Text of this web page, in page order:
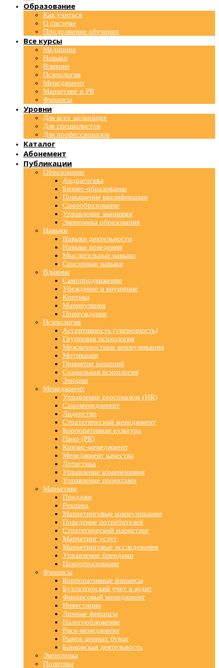
Образование
Как учиться
О системе
Продолжение обучения
Все курсы
Медицина
Навыки
Влияние
Психология
Менеджмент
Маркетинг и PR
Финансы
Уровни
Для всех желающих
Для специалистов
Для профессионалов
Каталог
Абонемент
Публикации
Образование
Андрагогика
Бизнес-образование
Повышение квалификации
Самообразование
Управление знаниями
Экономика образования
Навыки
Навыки деятельности
Навыки поведения
Мыслительные навыки
Сенсорные навыки
Влияние
Самопродвижение
Убеждение и внушение
Критика
Манипуляция
Принуждение
Психология
Ассертивность (уверенность)
Групповая психология
Межличностные коммуникации
Мотивация
Принятие решений
Социальная психология
Эмоции
Менеджмент
Управление персоналом (HR)
Самоменеджмент
Лидерство
Стратегический менеджмент
Корпоративная культура
Пиар (PR)
Кризис-менеджмент
Менеджмент качества
Логистика
Управление изменениями
Управление проектами
Маркетинг
Продажи
Реклама
Маркетинговые коммуникации
Поведение потребителей
Стратегический маркетинг
Маркетинг услуг
Маркетинговые исследования
Управление брендами
Ценообразование
Финансы
Корпоративные финансы
Бухгалтерский учет и аудит
Финансовый менеджмент
Инвестиции
Личные финансы
Налогообложение
Риск-менеджмент
Рынок ценных бумаг
Банковская деятельность
Экономика
Политика